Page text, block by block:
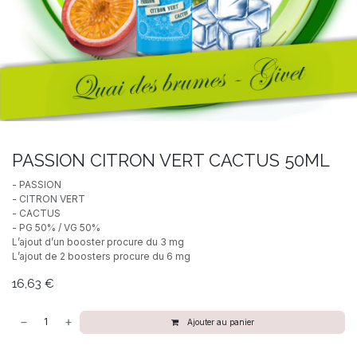
PASSION CITRON VERT CACTUS 50ML
- PASSION
- CITRON VERT
- CACTUS
- PG 50% / VG 50%
L’ajout d’un booster procure du 3 mg
L’ajout de 2 boosters procure du 6 mg
16,63 €
Ajouter au panier